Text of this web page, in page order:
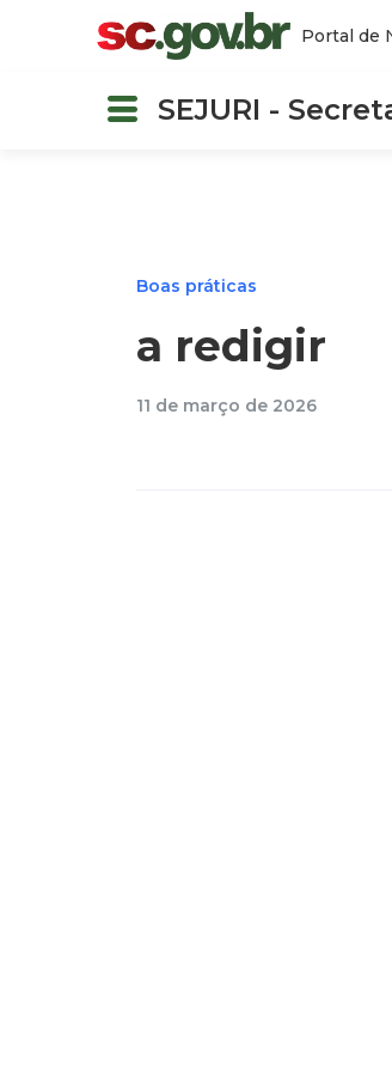
Portal de
SEJURI -
Boas práticas
a redigir
11 de março de 2026